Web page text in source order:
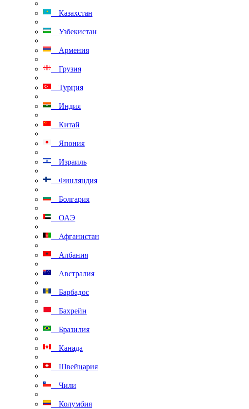
Казахстан
Узбекистан
Армения
Грузия
Турция
Индия
Китай
Япония
Израиль
Финляндия
Болгария
ОАЭ
Афганистан
Албания
Австралия
Барбадос
Бахрейн
Бразилия
Канада
Швейцария
Чили
Колумбия